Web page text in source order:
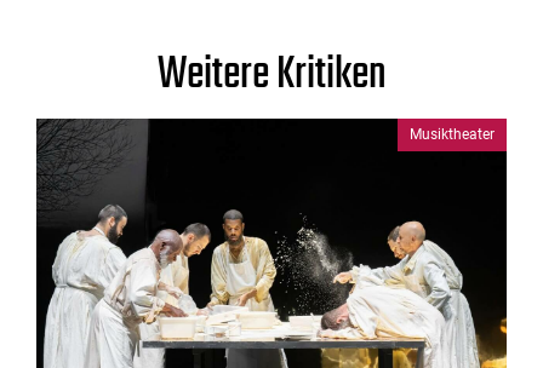
Weitere Kritiken
Musiktheater